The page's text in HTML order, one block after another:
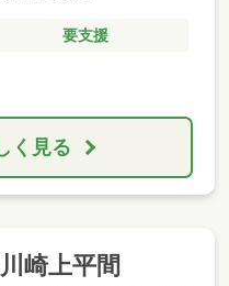
要支援
く見る
崎上平間